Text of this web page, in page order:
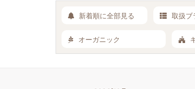
新着順に全部見る 取扱ブ
オーガニック